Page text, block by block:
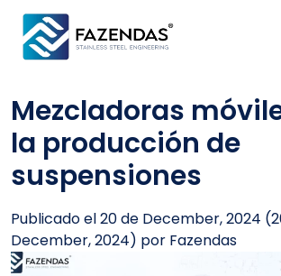
Skip to content
Main Navigation
Mezcladoras
la producción de
suspensiones
Publicado el20 de December, 2024
December, 2024) por Fazendas